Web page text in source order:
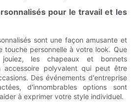
pour le travail et les
sont une façon amusante et
touche personnelle à votre look. Que
les chapeaux et bonnets
accessoire polyvalent qui peut être
Des événements d'entreprise
d'innombrables options sont
à exprimer votre style individuel.